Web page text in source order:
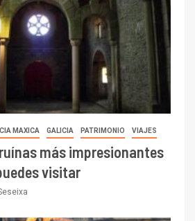
MAXICA GALICIA PATRIMONIO VIAJES
más impresionantes
visitar